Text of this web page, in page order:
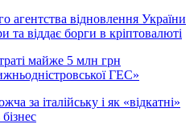
агентства відновлення України
та віддає борги в кріптовалюті
майже 5 млн грн
ГЕС»
за італійську і як «відкатні»